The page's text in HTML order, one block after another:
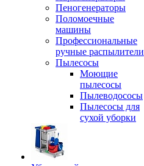
Пеногенераторы
Поломоечные
машины
Профессиональные
ручные распылители
Пылесосы
Моющие
пылесосы
Пылеводососы
Пылесосы для
сухой уборки